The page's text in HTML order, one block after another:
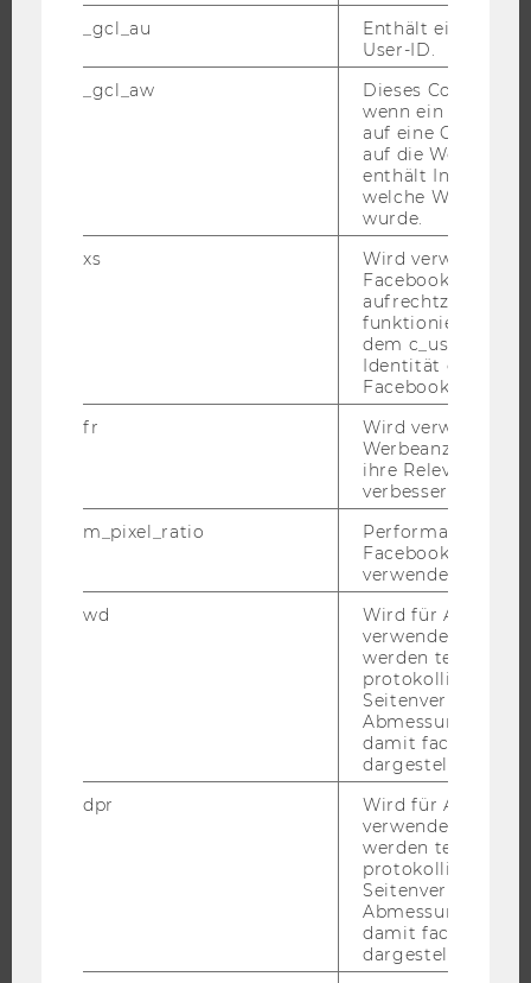
UNIVERSITÄT
CAMPUS
RESEARCH CAREER
WELCOME SERVICES
_gcl_au
Enthält eine
User-ID.
_gcl_aw
Dieses Cookie
wenn ein User
auf eine Google
auf die Website
enthält
welche
wurde.
xs
Wird verwendet,
Facebook-Sitzung
funktioniert in
dem c_user-
Identität des
Facebook zu
fr
Wird verwendet,
Werbeanzeigen
ihre Relevanz zu
verbessern.
m_pixel_ratio
Performance-
Facebook mit
verwendet wird.
wd
Wird für Analyse-
verwendet. Unter
werden
protokolliert (z.B.
Seitenverhältnis
Abmessungen
damit facebook
dargestellt
dpr
Wird für Analyse-
verwendet. Unter
werden
protokolliert (z.B.
Seitenverhältnis
Abmessungen
damit facebook
dargestellt